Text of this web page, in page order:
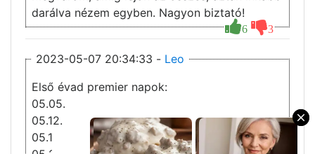
×
6 3
darálva nézem egyben. Nagyon biztató!
2023-05-07 20:34:33 - Leo
Első évad premier napok:
05.05.
05.12.
05.19.